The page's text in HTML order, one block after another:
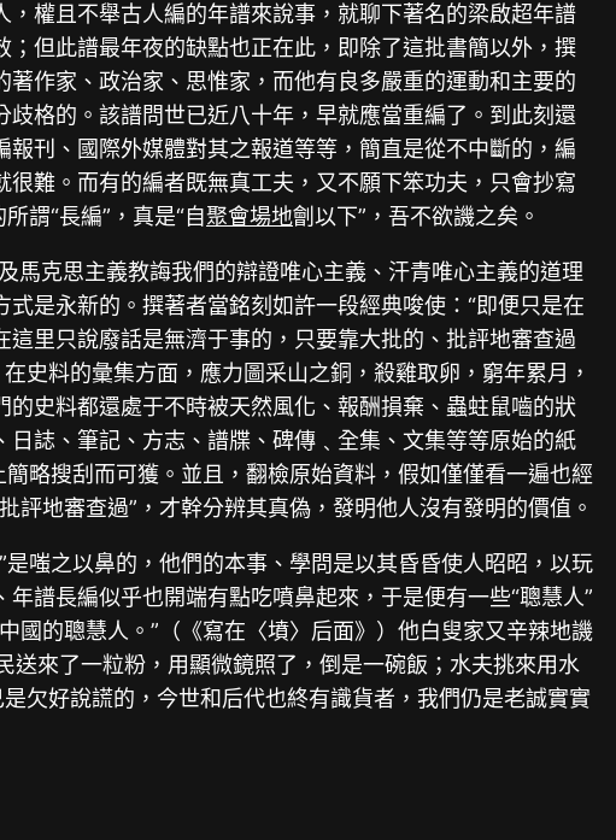
權且不舉古人編的年譜來說事，就聊下著名的梁啟超年譜
但此譜最年夜的缺點也正在此，即除了這批書簡以外，撰
作家、政治家、思惟家，而他有良多嚴重的運動和主要的
格的。該譜問世已近八十年，早就應當重編了。到此刻還
刊、國際外媒體對其之報道等等，簡直是從不中斷的，編
難。而有的編者既無真工夫，又不願下笨功夫，只會抄寫
謂“長編”，真是“自聚會場地劊以下”，吾不欲譏之矣。
馬克思主義教誨我們的辯證唯心主義、汗青唯心主義的道理
是永新的。撰著者當銘刻如許一段經典唆使：“即便只是在
里只說廢話是無濟于事的，只要靠大批的、批評地審查過
史料的彙集方面，應力圖采山之銅，殺雞取卵，窮年累月，
史料都還處于不時被天然風化、報酬損棄、蟲蛀鼠嚙的狀
誌、筆記、方志、譜牒、碑傳﹑全集、文集等等原始的紙
略搜刮而可獲。並且，翻檢原始資料，假如僅僅看一遍也經
地審查過”，才幹分辨其真偽，發明他人沒有發明的價值。
嗤之以鼻的，他們的本事、學問是以其昏昏使人昭昭，以玩
譜長編似乎也開端有點吃噴鼻起來，于是便有一些“聰慧人”
國的聰慧人。”（《寫在〈墳〉后面》）他白叟家又辛辣地譏
送來了一粒粉，用顯微鏡照了，倒是一碗飯；水夫挑來用水
欠好說謊的，今世和后代也終有識貨者，我們仍是老誠實實